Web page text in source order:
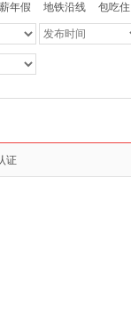
年假 地铁沿线 包吃住
证